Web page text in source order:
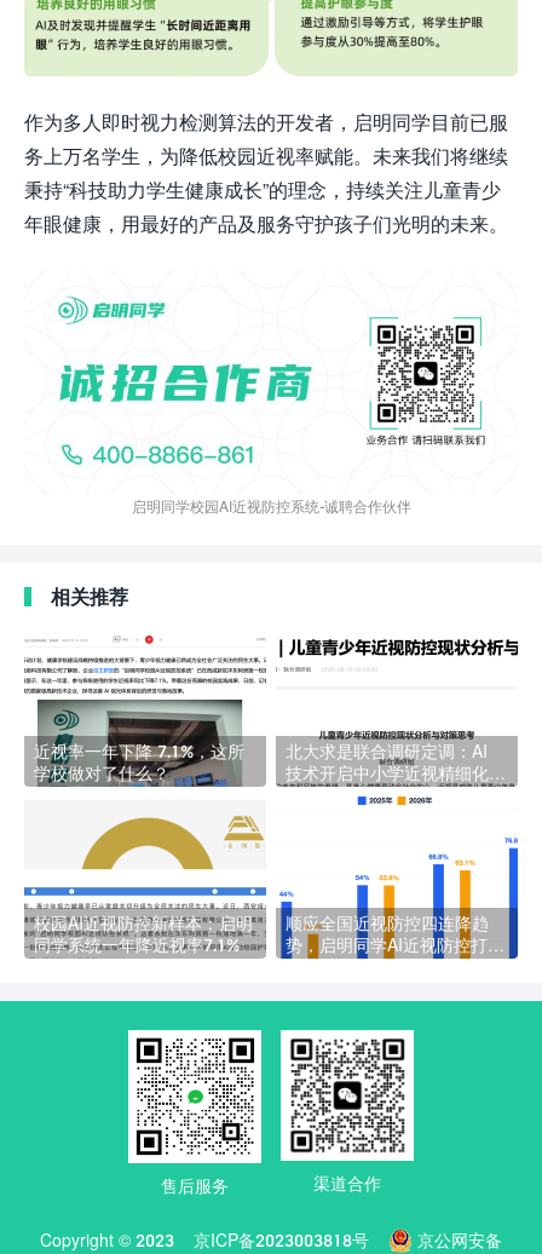
作为多人即时视力检测算法的开发者，启明同学目前已服
务上万名学生，为降低校园近视率赋能。未来我们将继续
秉持“科技助力学生健康成长”的理念，持续关注儿童青少
年眼健康，用最好的产品及服务守护孩子们光明的未来。
启明同学校园AI近视防控系统-诚聘合作伙伴
相关推荐
近视率一年下降 7.1%，这所
学校做对了什么？
北大求是联合调研定调：AI
技术开启中小学近视精细化防
控新时代｜校园智慧视力管理
校园AI近视防控新样本：启明
同学系统一年降近视率7.1%
顺应全国近视防控四连降趋
势，启明同学AI近视防控打造
售后服务 渠道合作
Copyright © 2023 京ICP备2023003818号 京公网安备